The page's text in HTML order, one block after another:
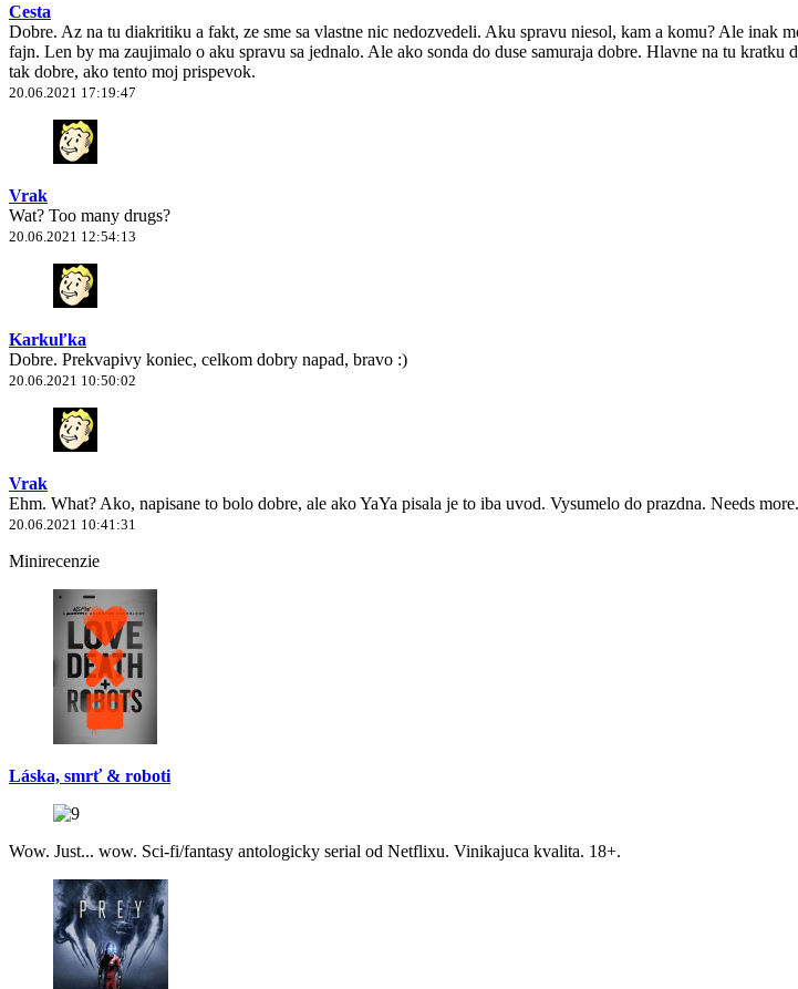
Cesta
Dobre. Az na tu diakritiku a fakt, ze sme sa vlastne nic nedozvedeli. Aku spravu niesol, kam a komu? Ale inak
fajn. Len by ma zaujimalo o aku spravu sa jednalo. Ale ako sonda do duse samuraja dobre. Hlavne na tu
tak dobre, ako tento moj prispevok.
20.06.2021 17:19:47
Vrak
Wat? Too many drugs?
20.06.2021 12:54:13
Karkuľka
Dobre. Prekvapivy koniec, celkom dobry napad, bravo :)
20.06.2021 10:50:02
Vrak
Ehm. What? Ako, napisane to bolo dobre, ale ako YaYa pisala je to iba uvod. Vysumelo do prazdna. Needs more.
20.06.2021 10:41:31
Minirecenzie
Láska, smrť & roboti
Wow. Just... wow. Sci-fi/fantasy antologicky serial od Netflixu. Vinikajuca kvalita. 18+.